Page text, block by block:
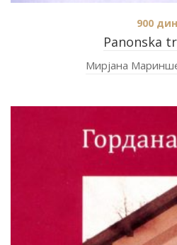
Panonska
900
Мирјана